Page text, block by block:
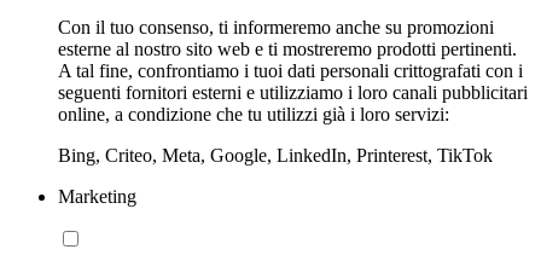
Con il tuo consenso, ti informeremo anche su promozioni
esterne al nostro sito web e ti mostreremo prodotti pertinenti.
A tal fine, confrontiamo i tuoi dati personali crittografati con i
seguenti fornitori esterni e utilizziamo i loro canali pubblicitari
online, a condizione che tu utilizzi già i loro servizi:
Bing, Criteo, Meta, Google, LinkedIn, Printerest, TikTok
Marketing